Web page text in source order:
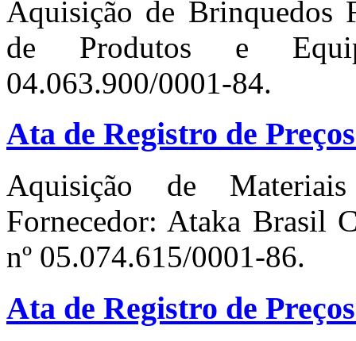
Aquisição de Brinquedos
de Produtos e
04.063.900/0001-84.
Ata de Registro de
Aquisição de
Fornecedor: Ataka Brasil
nº 05.074.615/0001-86.
Ata de Registro de